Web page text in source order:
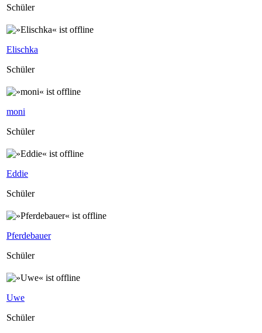
Schüler
Elischka
Schüler
moni
Schüler
Eddie
Schüler
Pferdebauer
Schüler
Uwe
Schüler